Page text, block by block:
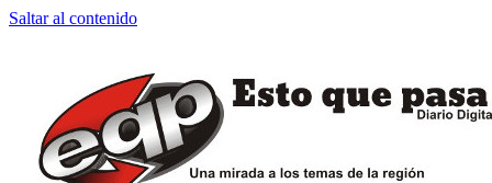
Saltar al contenido